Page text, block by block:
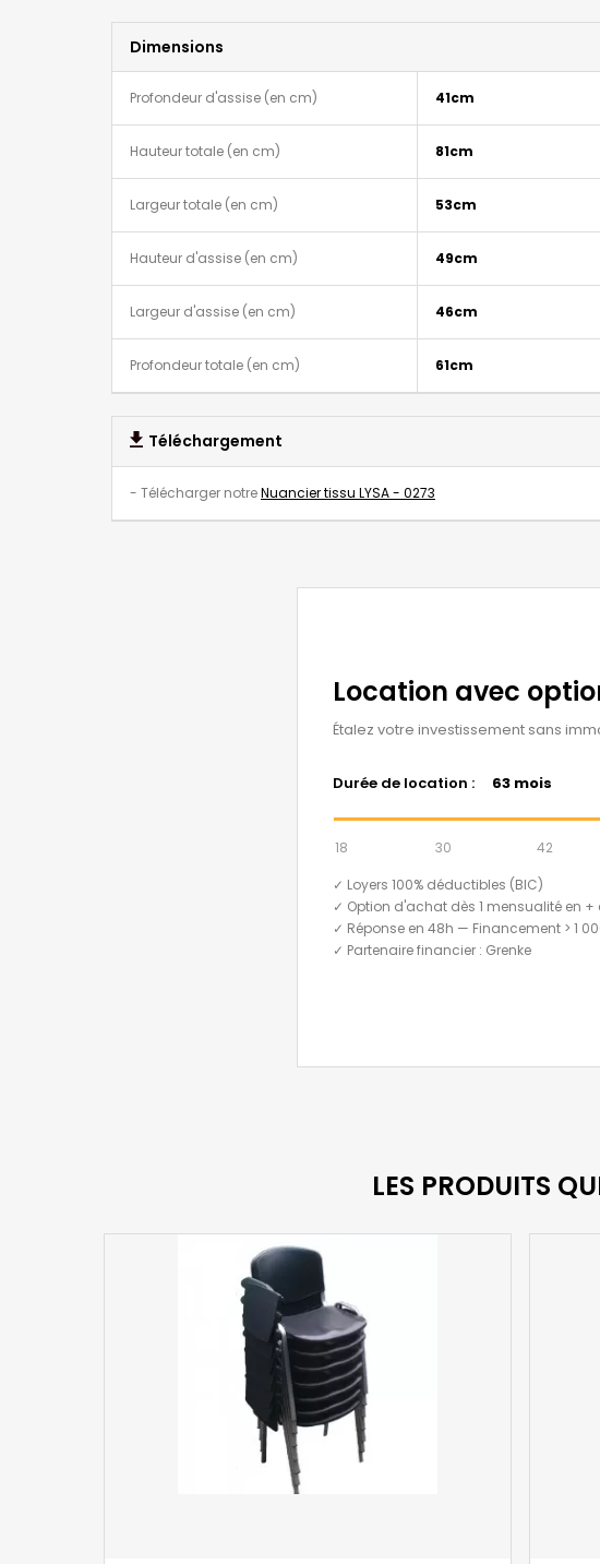
Dimensions
Profondeur d'assise (en cm) 41cm
Hauteur totale (en cm) 81cm
Largeur totale (en cm) 53cm
Hauteur d'assise (en cm) 49cm
Largeur d'assise (en cm) 46cm
Profondeur totale (en cm) 61cm
Téléchargement
- Télécharger notreNuancier tissu LYSA - 0273
Location avec
Étalez votre investissement sans
Durée de location : 63 mois
18 30 42
✓ Loyers 100% déductibles (BIC)
✓ Option d'achat dès 1 mensualité en
✓ Réponse en 48h — Financement > 1
✓ Partenaire financier : Grenke
LES PRODUITS